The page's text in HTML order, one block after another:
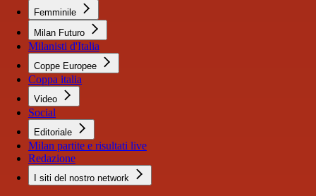
Femminile
Milan Futuro
Milanisti d'Italia
Coppe Europee
Coppa italia
Video
Social
Editoriale
Milan partite e risultati live
Redazione
I siti del nostro network